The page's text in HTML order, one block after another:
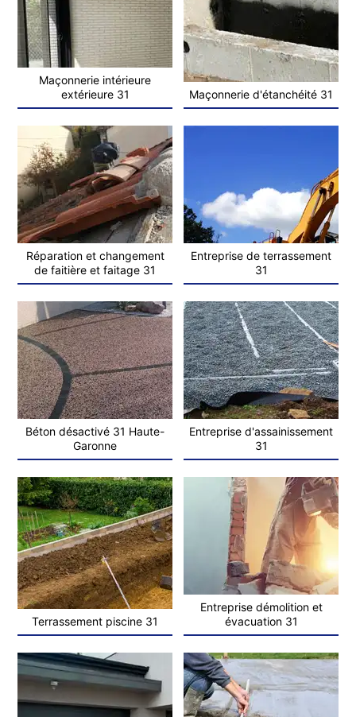
Maçonnerie intérieure
extérieure 31
Maçonnerie d'étanchéité 31
Réparation et changement
de faitière et faitage 31
Entreprise de terrassement
31
Béton désactivé 31 Haute-
Garonne
Entreprise d'assainissement
31
Terrassement piscine 31
Entreprise démolition et
évacuation 31